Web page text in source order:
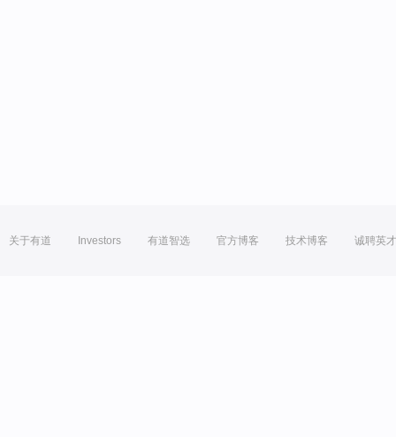
关于有道 Investors 有道智选 官方博客 技术博客 诚聘英才